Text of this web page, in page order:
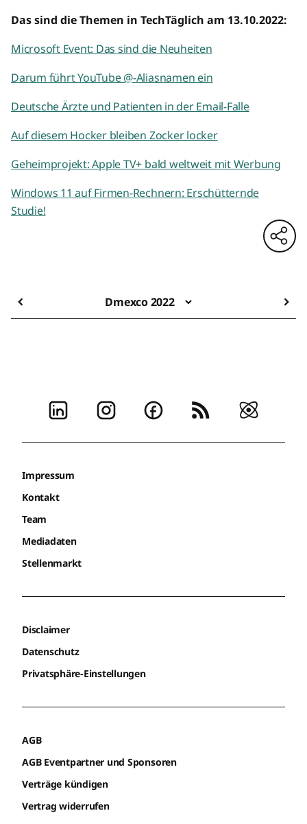
Das sind die Themen in TechTäglich am 13.10.2022:
Microsoft Event: Das sind die Neuheiten
Darum führt YouTube @-Aliasnamen ein
Deutsche Ärzte und Patienten in der Email-Falle
Auf diesem Hocker bleiben Zocker locker
Geheimprojekt: Apple TV+ bald weltweit mit Werbung
Windows 11 auf Firmen-Rechnern: Erschütternde
Studie!
Dmexco 2022
Impressum
Kontakt
Team
Mediadaten
Stellenmarkt
Disclaimer
Datenschutz
Privatsphäre-Einstellungen
AGB
AGB Eventpartner und Sponsoren
Verträge kündigen
Vertrag widerrufen